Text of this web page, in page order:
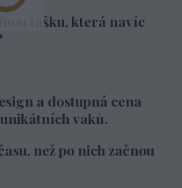
tašku, která navíc
a dostupná cena
vaků.
než po nich začnou